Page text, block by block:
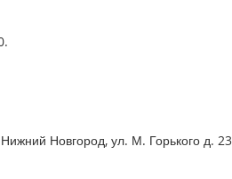
Нижний Новгород, ул. М. Горького д.